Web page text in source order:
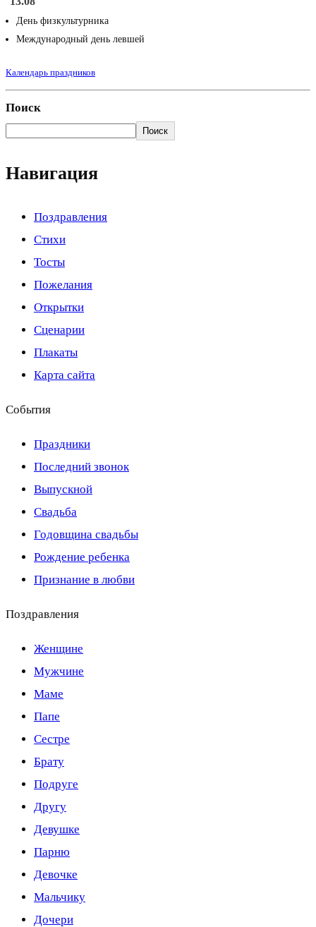
День физкультурника
Международный день левшей
Календарь праздников
Поиск
Поиск
Навигация
Поздравления
Стихи
Тосты
Пожелания
Открытки
Сценарии
Плакаты
Карта сайта
События
Праздники
Последний звонок
Выпускной
Свадьба
Годовщина свадьбы
Рождение ребенка
Признание в любви
Поздравления
Женщине
Мужчине
Маме
Папе
Сестре
Брату
Подруге
Другу
Девушке
Парню
Девочке
Мальчику
Дочери